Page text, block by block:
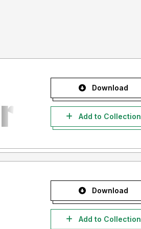
Download
Add to Collection
Download
Add to Collection